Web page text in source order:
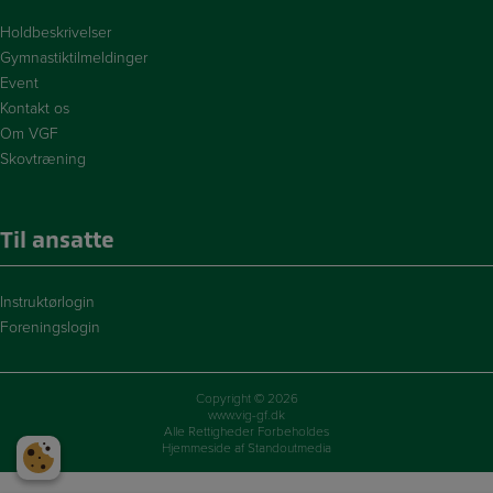
Holdbeskrivelser
Gymnastiktilmeldinger
Event
Kontakt os
Om VGF
Skovtræning
Til ansatte
Instruktørlogin
Foreningslogin
Copyright © 2026
www.vig-gf.dk
Alle Rettigheder Forbeholdes
Hjemmeside af Standoutmedia